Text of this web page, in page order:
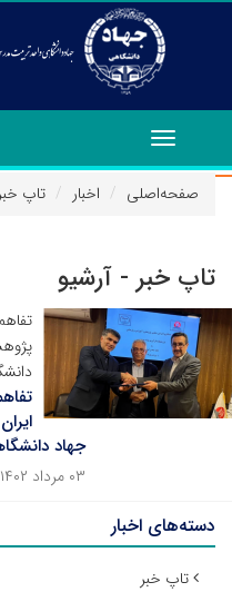
Toggle
navigation
صفحه‌اصلی
اخبار تاپ خبر
تاپ خبر - آرشیو
جهاد
۰۳ مرداد ۱۴۰۲
دسته‌های اخبار
تاپ خبر